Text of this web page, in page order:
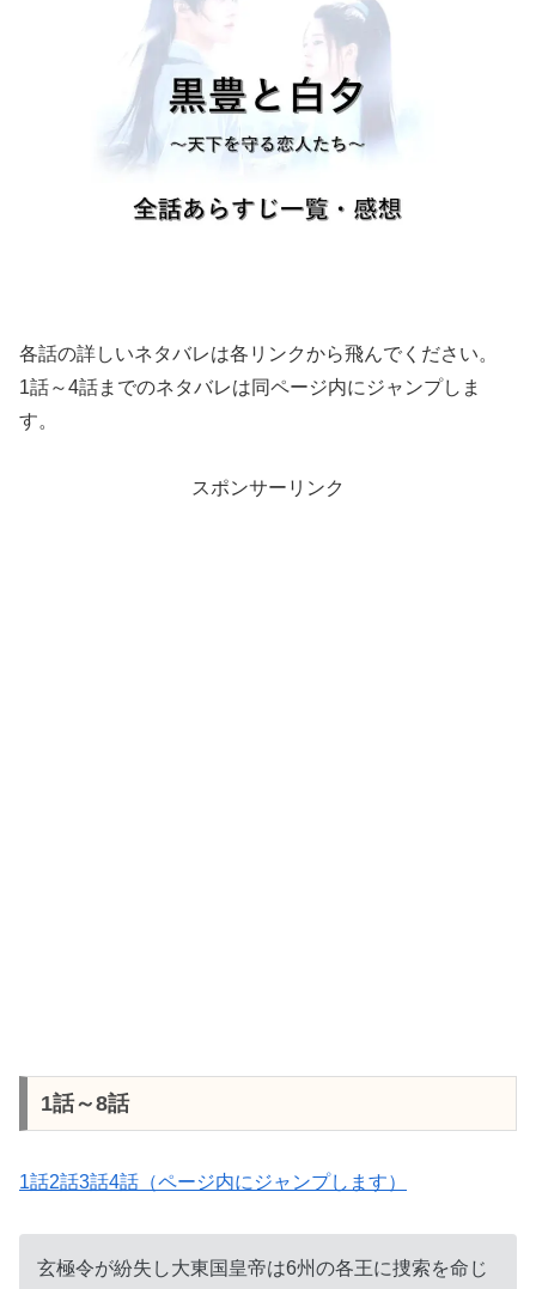
各話の詳しいネタバレは各リンクから飛んでください。
1話～4話までのネタバレは同ページ内にジャンプしま
す。
スポンサーリンク
1話～8話
1話2話3話4話（ページ内にジャンプします）
玄極令が紛失し大東国皇帝は6州の各王に捜索を命じ